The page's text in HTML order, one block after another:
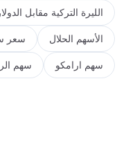
الليرة التركية مقابل الدولار
الأسهم الحلال سعر
سهم ارامكو سهم